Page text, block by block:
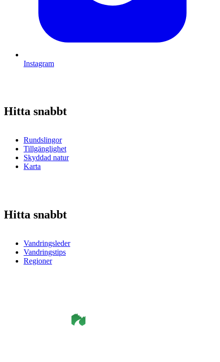
Instagram
Hitta snabbt
Rundslingor
Tillgänglighet
Skyddad natur
Karta
Hitta snabbt
Vandringsleder
Vandringstips
Regioner